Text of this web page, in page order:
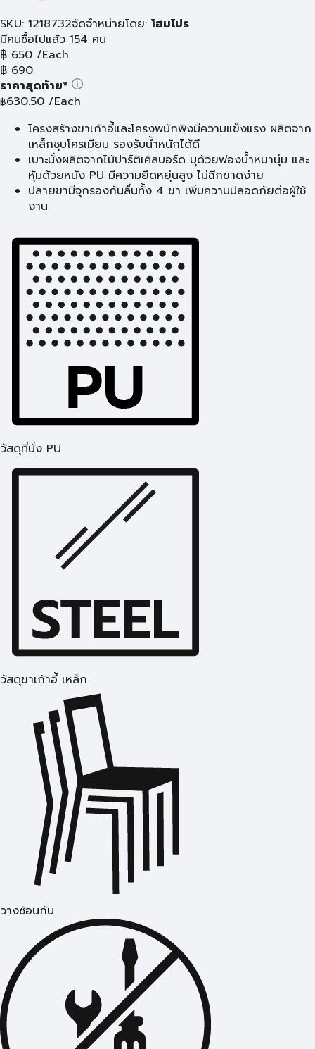
SKU: 1218732จัดจำหน่ายโดย: โฮมโปร
มีคนซื้อไปแล้ว 154 คน
฿ 650 /Each
฿ 690
ราคาสุดท้าย*
฿630.50 /Each
โครงสร้างขาเก้าอี้และโครงพนักพิงมีความแข็งแรง ผลิตจาก
เหล็กชุบโครเมียม รองรับน้ำหนักได้ดี
เบาะนั่งผลิตจากไม้ปาร์ติเคิลบอร์ด บุด้วยฟองน้ำหนานุ่ม และ
หุ้มด้วยหนัง PU มีความยืดหยุ่นสูง ไม่ฉีกขาดง่าย
ปลายขามีจุกรองกันลื่นทั้ง 4 ขา เพิ่มความปลอดภัยต่อผู้ใช้
งาน
วัสดุที่นั่ง PU
วัสดุขาเก้าอี้ เหล็ก
วางซ้อนกัน